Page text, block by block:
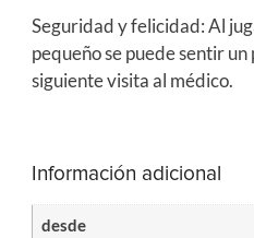
Seguridad y felicidad: Al
pequeño se puede sentir
siguiente visita al médico.
Información adicional
desde